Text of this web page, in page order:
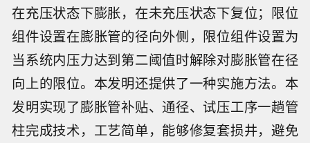
在充压状态下膨胀，在未充压状态下复位；限位
组件设置在膨胀管的径向外侧，限位组件设置为
当系统内压力达到第二阈值时解除对膨胀管在径
向上的限位。本发明还提供了一种实施方法。本
发明实现了膨胀管补贴、通径、试压工序一趟管
柱完成技术，工艺简单，能够修复套损井，避免